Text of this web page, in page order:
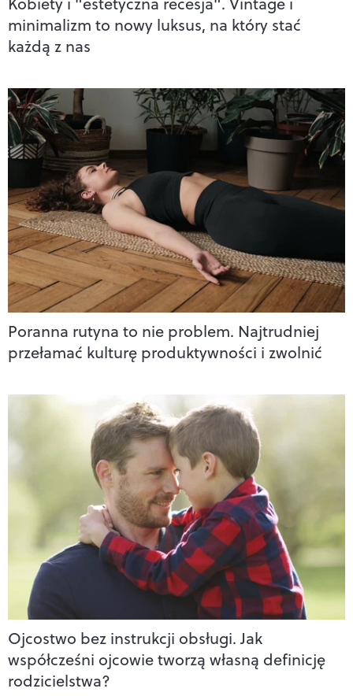
minimalizm to nowy luksus, na który stać
każdą z nas
Poranna rutyna to nie problem. Najtrudniej
przełamać kulturę produktywności i zwolnić
Ojcostwo bez instrukcji obsługi. Jak
współcześni ojcowie tworzą własną definicję
rodzicielstwa?